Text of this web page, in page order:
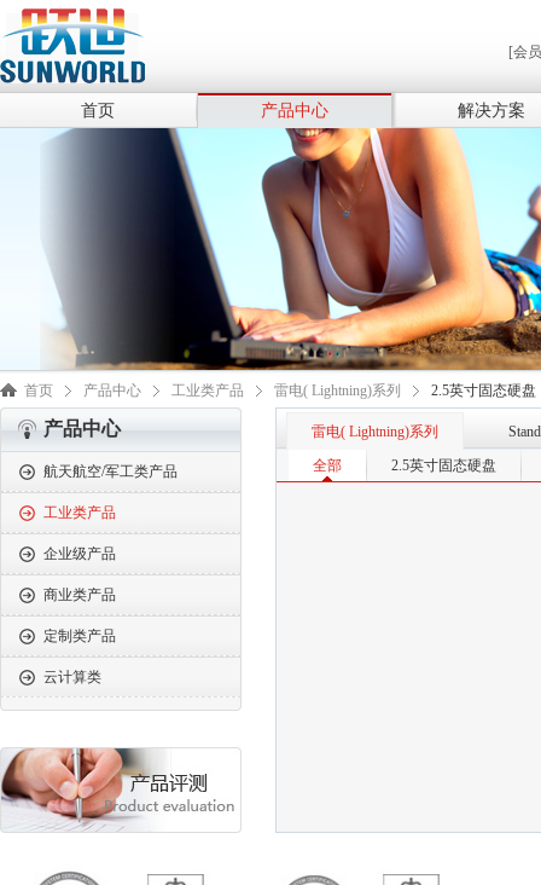
[会
首页 产品中心 解决方案
首页 产品中心 工业类产品 雷电( Lightning)系列 2.5英寸固态硬盘
产品中心
航天航空/军工类产品
工业类产品
企业级产品
商业类产品
定制类产品
云计算类
雷电( Lightning)系列
全部
2.5英寸固态硬盘